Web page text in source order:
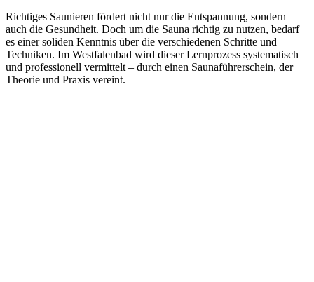
Richtiges Saunieren fördert nicht nur die Entspannung, sondern
auch die Gesundheit. Doch um die Sauna richtig zu nutzen, bedarf
es einer soliden Kenntnis über die verschiedenen Schritte und
Techniken. Im Westfalenbad wird dieser Lernprozess systematisch
und professionell vermittelt – durch einen Saunaführerschein, der
Theorie und Praxis vereint.